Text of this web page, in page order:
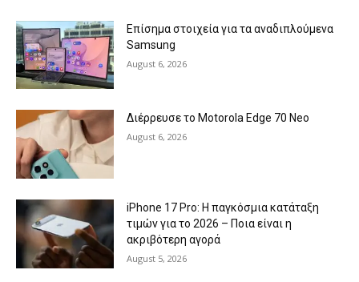
Επίσημα στοιχεία για τα αναδιπλούμενα
Samsung
August 6, 2026
Διέρρευσε το Motorola Edge 70 Neo
August 6, 2026
iPhone 17 Pro: Η παγκόσμια κατάταξη
τιμών για το 2026 – Ποια είναι η
ακριβότερη αγορά
August 5, 2026